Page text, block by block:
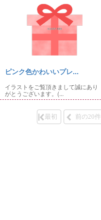
ピンク色かわいいプレ...
イラストをご覧頂きまして誠にあり
がとうございます。(...
最初 前の20件